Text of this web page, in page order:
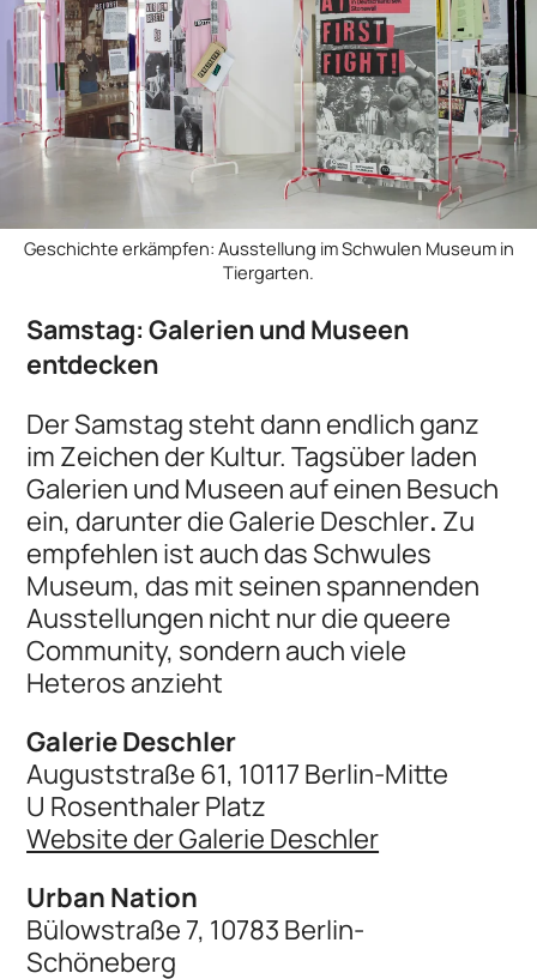
Geschichte erkämpfen: Ausstellung im Schwulen Museum in
Tiergarten.
Samstag: Galerien und Museen
entdecken
Der Samstag steht dann endlich ganz
im Zeichen der Kultur. Tagsüber laden
Galerien und Museen auf einen Besuch
ein, darunter die Galerie Deschler. Zu
empfehlen ist auch das Schwules
Museum, das mit seinen spannenden
Ausstellungen nicht nur die queere
Community, sondern auch viele
Heteros anzieht
Galerie Deschler
Auguststraße 61, 10117 Berlin-Mitte
U Rosenthaler Platz
Website der Galerie Deschler
Urban Nation
Bülowstraße 7, 10783 Berlin-
Schöneberg